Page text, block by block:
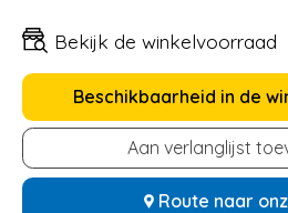
Bekijk de winkelvoorraad
Beschikbaarheid in de
Aan verlanglijst
Route naar